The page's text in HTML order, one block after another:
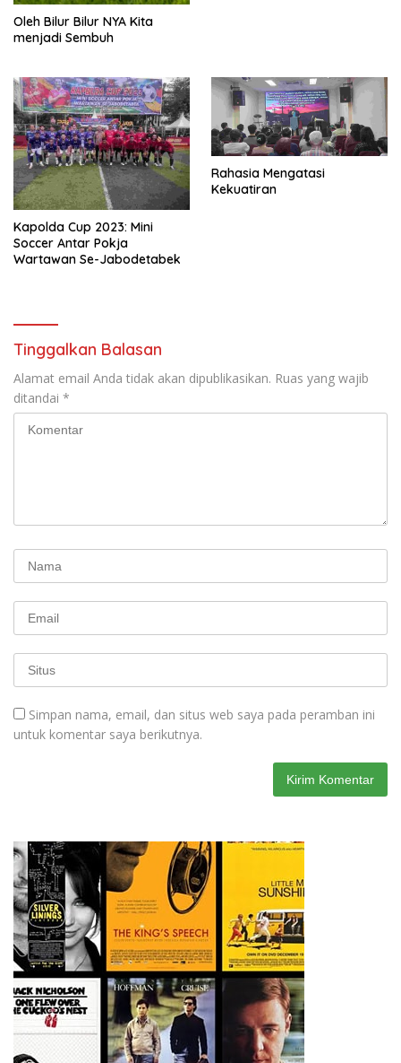
Oleh Bilur Bilur NYA Kita
menjadi Sembuh
Kapolda Cup 2023: Mini
Soccer Antar Pokja
Wartawan Se-Jabodetabek
Rahasia Mengatasi
Kekuatiran
Tinggalkan Balasan
Alamat email Anda tidak akan dipublikasikan. Ruas yang wajib
ditandai *
Simpan nama, email, dan situs web saya pada peramban ini
untuk komentar saya berikutnya.